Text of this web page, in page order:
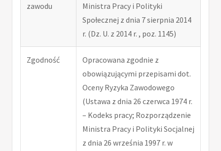
zawodu
Ministra Pracy i Polityki
Społecznej z dnia 7 sierpnia 2014
r. (Dz. U. z 2014 r. , poz. 1145)
Zgodność
Opracowana zgodnie z
obowiązującymi przepisami dot.
Oceny Ryzyka Zawodowego
(Ustawa z dnia 26 czerwca 1974 r.
– Kodeks pracy; Rozporządzenie
Ministra Pracy i Polityki Socjalnej
z dnia 26 września 1997 r. w